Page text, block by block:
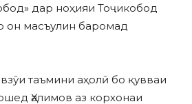
дар ноҳияи Тоҷикобод
он масъулин баромад
таъмини аҳолӣ бо қувваи
Ҳалимов аз корхонаи